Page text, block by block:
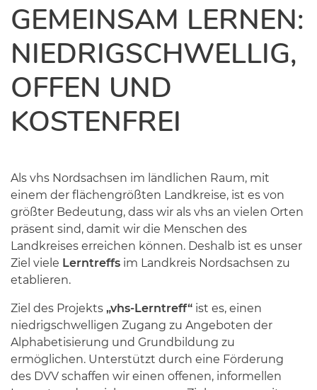
GEMEINSAM LERNEN:
NIEDRIGSCHWELLIG,
OFFEN UND
KOSTENFREI
Als vhs Nordsachsen im ländlichen Raum, mit
einem der flächengrößten Landkreise, ist es von
größter Bedeutung, dass wir als vhs an vielen Orten
präsent sind, damit wir die Menschen des
Landkreises erreichen können. Deshalb ist es unser
Ziel viele Lerntreffs im Landkreis Nordsachsen zu
etablieren.
Ziel des Projekts „vhs-Lerntreff“ ist es, einen
niedrigschwelligen Zugang zu Angeboten der
Alphabetisierung und Grundbildung zu
ermöglichen. Unterstützt durch eine Förderung
des DVV schaffen wir einen offenen, informellen